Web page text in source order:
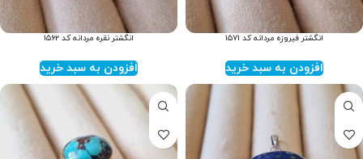
انگشتر فیروزه مردانه کد ۱۵۷۱
افزودن به سبد خرید
انگشتر نقره مردانه کد ۱۵۶۲
افزودن به سبد خرید